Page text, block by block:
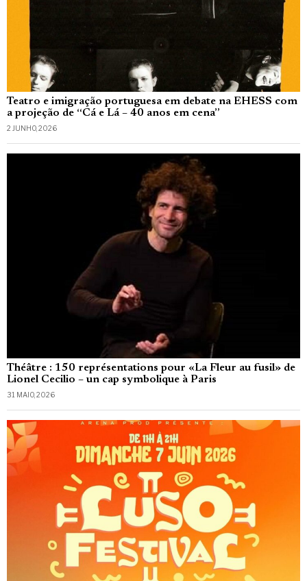
Teatro e imigração portuguesa em debate na EHESS com
a projeção de “Cá e Lá – 40 anos em cena”
2 JUNHO, 2026
Théâtre : 150 représentations pour «La Fleur au fusil» de
Lionel Cecilio – un cap symbolique à Paris
31 MAIO, 2026